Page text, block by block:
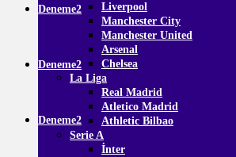
Liverpool
Manchester City
Manchester United
Arsenal
Chelsea
La Liga
Real Madrid
Atletico Madrid
Athletic Bilbao
Serie A
İnter
Deneme2
Deneme2
Deneme2